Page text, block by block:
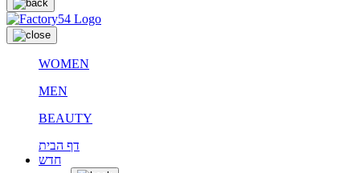
WOMEN
MEN
BEAUTY
דף הבית
חדש